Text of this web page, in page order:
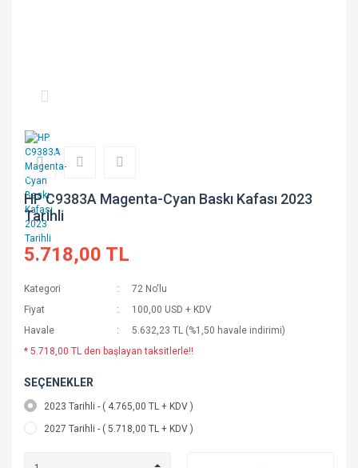
HP C9383A Magenta-Cyan Baskı Kafası 2023
Tarihli
5.718,00 TL
Kategori
72 No'lu
Fiyat
100,00 USD + KDV
Havale
5.632,23 TL (%1,50 havale indirimi)
* 5.718,00 TL den başlayan taksitlerle!!
SEÇENEKLER
2023 Tarihli - ( 4.765,00 TL + KDV )
2027 Tarihli - ( 5.718,00 TL + KDV )